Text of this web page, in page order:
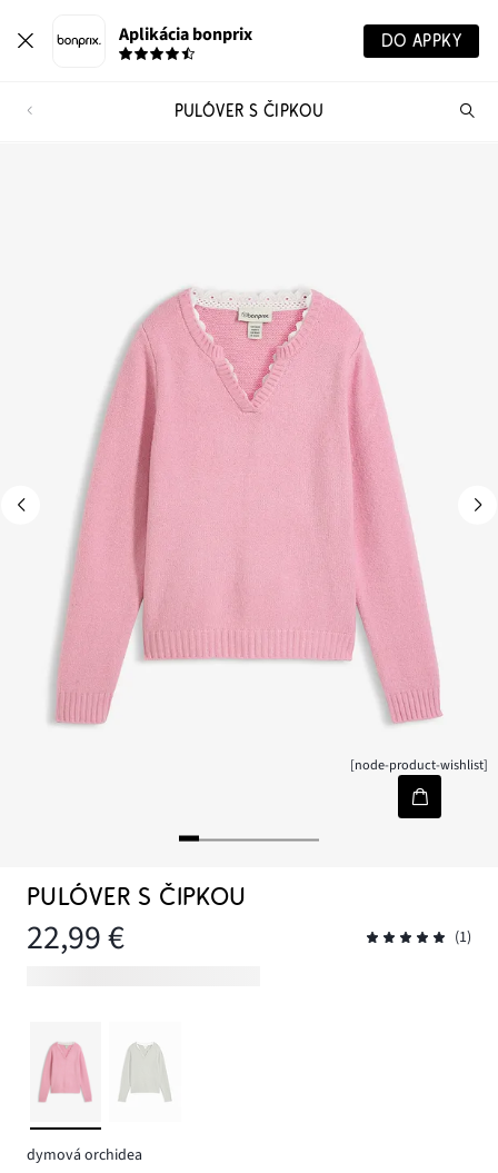
Aplikácia bonprix DO APPKY
PULÓVER S ČIPKOU
[node-product-wishlist]
PULÓVER S ČIPKOU
22,99 € (1)
dymová orchidea